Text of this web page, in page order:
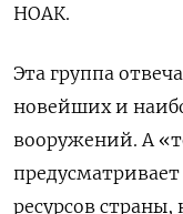
НОАК.
Эта группа
новейших и
вооружений. А
ресурсов страны,